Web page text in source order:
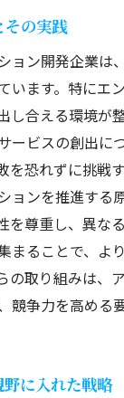
その実践
ョン開発企業は
います。特にエ
し合える環境が
ービスの創出に
を恐れずに挑戦
ョンを推進する
を尊重し、異な
まることで、よ
の取り組みは、
競争力を高める
に入れた戦略